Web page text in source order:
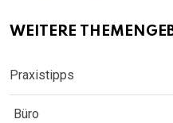
WEITERE
Praxistipps
Büro